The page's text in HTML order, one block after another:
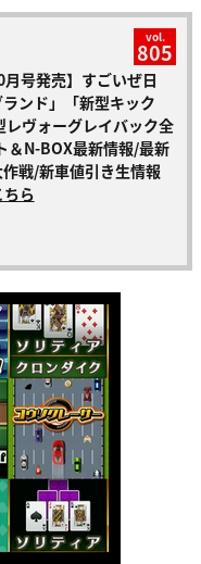
vol.
805
月号発売】すごいぜ日
ンド」「新型キック
レヴォーグレイバック全
＆N-BOX最新情報/最新
戦/新車値引き生情報
ら